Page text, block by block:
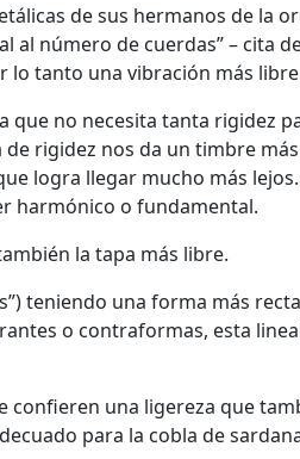
de sus hermanos de la
número de cuerdas” – cita
lo tanto una vibración más
que no necesita tanta rigidez
rigidez nos da un timbre
logra llegar mucho más lejos.
harmónico o fundamental.
la tapa más libre.
teniendo una forma más
o contraformas, esta
confieren una ligereza que
para la cobla de